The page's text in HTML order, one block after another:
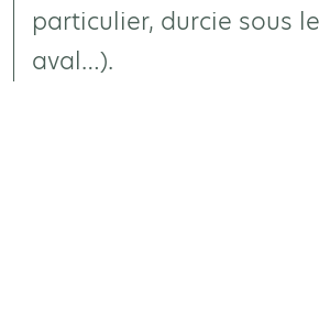
particulier, durcie sous
aval…).